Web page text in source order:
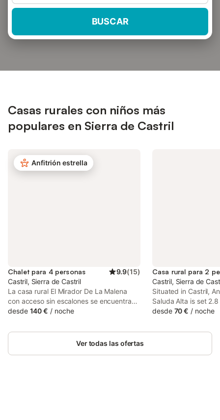
BUSCAR
Casas rurales con niños más
populares en Sierra de Castril
Anfitrión estrella
Chalet para 4 personas 9.9(15)
Castril, Sierra de Castril
La casa rural El Mirador De La Malena
con acceso sin escalones se encuentra
en Castril e impresiona a los huéspedes
propiedad de 80 m² consta de una sala
de estar, una cocina, 2 dormitorios y 1
desde 140 € / noche
Casa rural para 2
Castril, Sierra de
Situated in Castril,
Saluda Alta is set
Castril Natural Park.
and free WiFi.
desde 70 € / noche
Ver todas las ofertas